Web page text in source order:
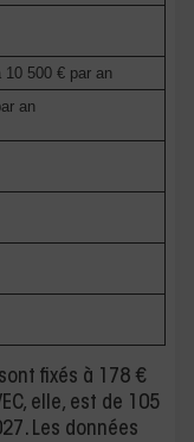
10 500 € par an
an
fixés à 178 €
elle, est de 105
Les données